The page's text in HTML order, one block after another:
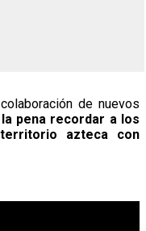
de nuevos
pena recordar a los
azteca con